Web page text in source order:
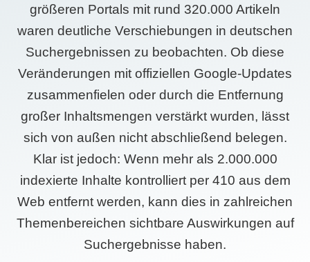
größeren Portals mit rund 320.000 Artikeln
waren deutliche Verschiebungen in deutschen
Suchergebnissen zu beobachten. Ob diese
Veränderungen mit offiziellen Google-Updates
zusammenfielen oder durch die Entfernung
großer Inhaltsmengen verstärkt wurden, lässt
sich von außen nicht abschließend belegen.
Klar ist jedoch: Wenn mehr als 2.000.000
indexierte Inhalte kontrolliert per 410 aus dem
Web entfernt werden, kann dies in zahlreichen
Themenbereichen sichtbare Auswirkungen auf
Suchergebnisse haben.